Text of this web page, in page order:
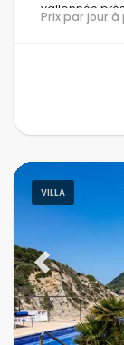
vallonnée
Prix par jour
VILLA
Previous